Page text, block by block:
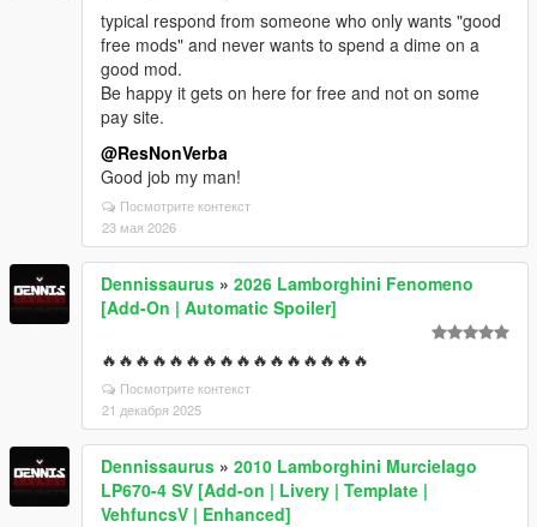
typical respond from someone who only wants "good
free mods" and never wants to spend a dime on a
good mod.
Be happy it gets on here for free and not on some
pay site.
@ResNonVerba
Good job my man!
Посмотрите контекст
23 мая 2026
Dennissaurus » 2026 Lamborghini Fenomeno
[Add-On | Automatic Spoiler]
🔥🔥🔥🔥🔥🔥🔥🔥🔥🔥🔥🔥🔥🔥🔥🔥
Посмотрите контекст
21 декабря 2025
Dennissaurus » 2010 Lamborghini Murcielago
LP670-4 SV [Add-on | Livery | Template |
VehfuncsV | Enhanced]